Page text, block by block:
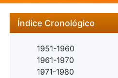
Índice Cronológico
1951-1960
1961-1970
1971-1980